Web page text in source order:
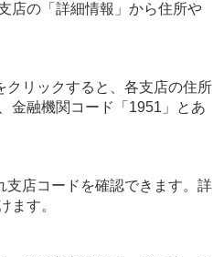
店の「詳細情報」から住所や
クリックすると、各支店の住所
金融機関コード「1951」とあ
支店コードを確認できます。詳
ます。